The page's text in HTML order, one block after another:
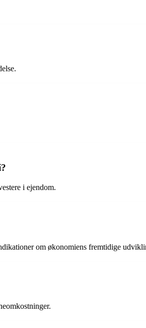
i ejendom.
om økonomiens fremtidige